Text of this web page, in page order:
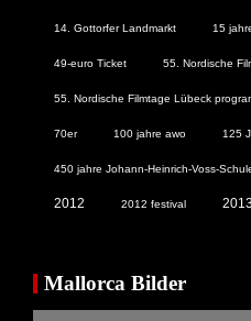
14. Gottorfer Landmarkt 15
49-euro Ticket 55. Nordische
55. Nordische Filmtage Lübeck
70er 100 jahre awo 125
450 jahre Johann-Heinrich-Voss-
2012 2012 festival
Mallorca Bilder